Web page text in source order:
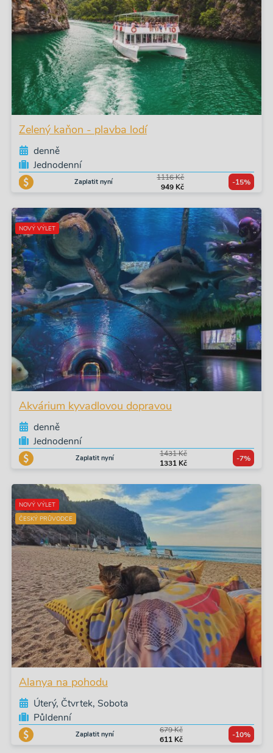
Zelený kaňon - plavba lodí
denně
Jednodenní
Zaplatit nyní
1116 Kč
949 Kč
-15%
NOVÝ VÝLET
Akvárium kyvadlovou dopravou
denně
Jednodenní
Zaplatit nyní
1431 Kč
1331 Kč
-7%
NOVÝ VÝLET
ČESKÝ PRŮVODCE
Alanya na pohodu
Úterý, Čtvrtek, Sobota
Půldenní
Zaplatit nyní
679 Kč
611 Kč
-10%